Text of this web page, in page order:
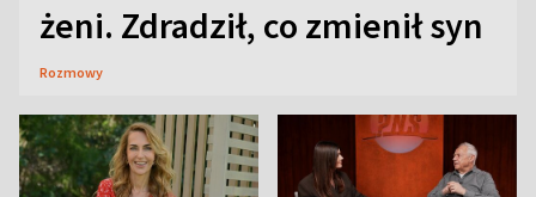
żeni. Zdradził, co zmienił syn
Rozmowy